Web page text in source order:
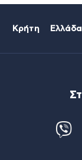
Κρήτη Ελλάδα